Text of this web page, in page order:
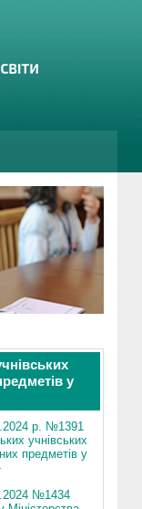
у
р. №1391
учнівських
предметів у
№1434